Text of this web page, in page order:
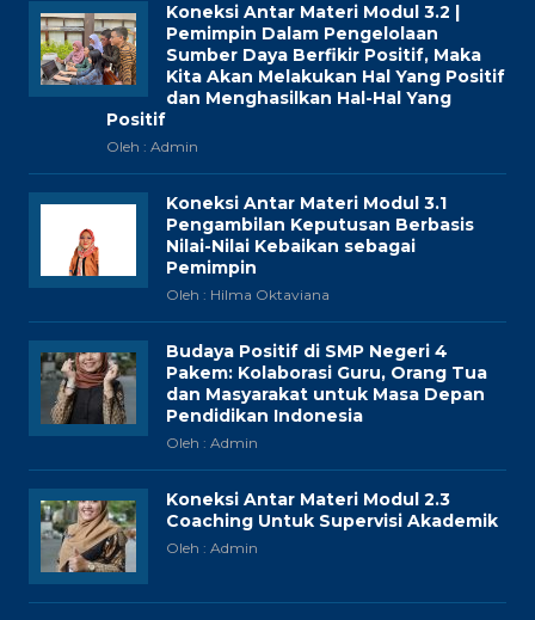
Koneksi Antar Materi Modul 3.2 |
Pemimpin Dalam Pengelolaan
Sumber Daya Berfikir Positif, Maka
Kita Akan Melakukan Hal Yang Positif
dan Menghasilkan Hal-Hal Yang
Positif
Oleh : Admin
Koneksi Antar Materi Modul 3.1
Pengambilan Keputusan Berbasis
Nilai-Nilai Kebaikan sebagai
Pemimpin
Oleh : Hilma Oktaviana
Budaya Positif di SMP Negeri 4
Pakem: Kolaborasi Guru, Orang Tua
dan Masyarakat untuk Masa Depan
Pendidikan Indonesia
Oleh : Admin
Koneksi Antar Materi Modul 2.3
Coaching Untuk Supervisi Akademik
Oleh : Admin